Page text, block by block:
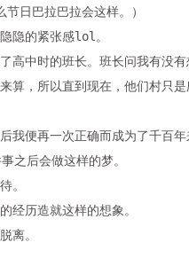
日巴拉巴拉会这样。）
隐的紧张感lol。
高中时的班长。班长问我有没
算，所以直到现在，他们村只
便再一次正确而成为了千百年
之后会做这样的梦。
。
经历造就这样的想象。
离。